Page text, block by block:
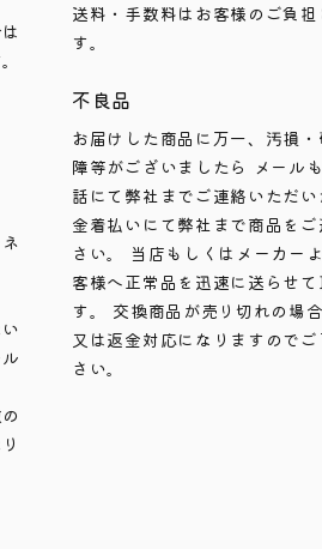
送料・手数料はお客様のご負担
す。
不良品
お届けした商品に万一、汚損
障等がございましたら メール
話にて弊社までご連絡いただ
金着払いにて弊社まで商品を
さい。 当店もしくはメーカー
客様へ正常品を迅速に送らせて
す。 交換商品が売り切れの場合
又は返金対応になりますので
さい。